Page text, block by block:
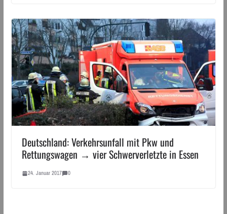
Deutschland: Verkehrsunfall mit Pkw und
Rettungswagen → vier Schwerverletzte in Essen
24. Januar 2017 0